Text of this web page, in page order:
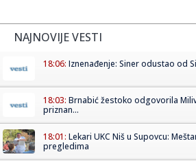
NAJNOVIJE VESTI
18:06: Iznenađenje: Siner odustao od
18:03: Brnabić žestoko odgovorila
priznan...
18:01: Lekari UKC Niš u Supovcu:
pregledima